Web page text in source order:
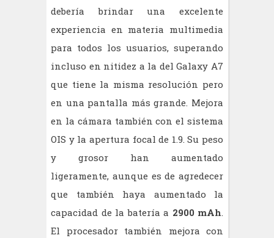
debería brindar una excelente
experiencia en materia multimedia
para todos los usuarios, superando
incluso en nitidez a la del Galaxy A7
que tiene la misma resolución pero
en una pantalla más grande. Mejora
en la cámara también con el sistema
OIS y la apertura focal de 1.9. Su peso
y grosor han aumentado
ligeramente, aunque es de agredecer
que también haya aumentado la
capacidad de la batería a 2900 mAh.
El procesador también mejora con